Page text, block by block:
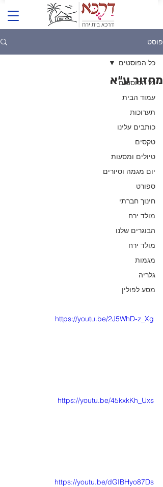
פוסט
כל הפוסטים
עמוד הבית
תערוכות
כותבים עלינו
טקסים
טיולים ומסעות
יום מגמה וסיורים
ספורט
חינוך חברתי
מולד ירח
הבוגרים שלנו
מולד ירח
מגמות
גלריה
מסע לפולין
כל הפוסטים
מחזור ע"א
https://youtu.be/2J5WhD-z_Xg
https://youtu.be/45kxkKh_Uxs
https://youtu.be/dGIBHyo87Ds